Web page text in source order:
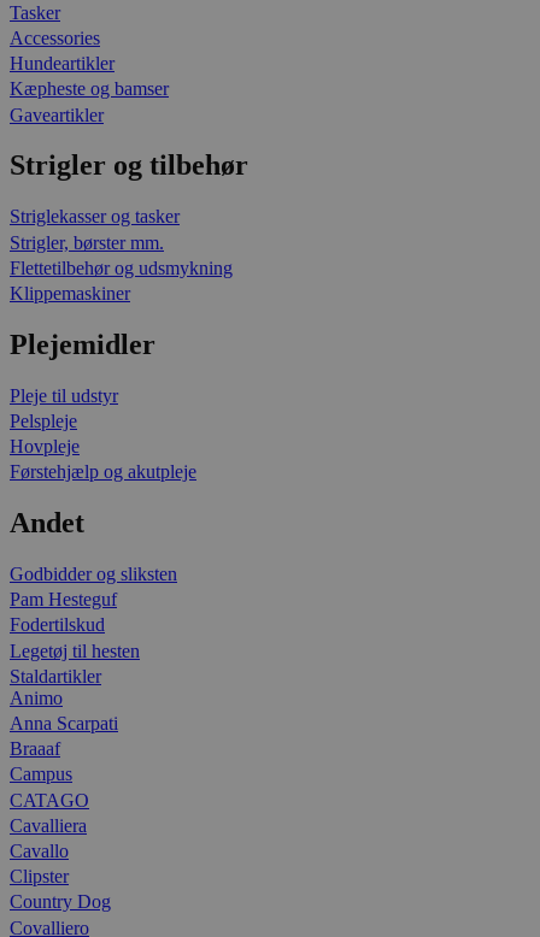
Tasker
Accessories
Hundeartikler
Kæpheste og bamser
Gaveartikler
Strigler og tilbehør
Striglekasser og tasker
Strigler, børster mm.
Flettetilbehør og udsmykning
Klippemaskiner
Plejemidler
Pleje til udstyr
Pelspleje
Hovpleje
Førstehjælp og akutpleje
Andet
Godbidder og sliksten
Pam Hesteguf
Fodertilskud
Legetøj til hesten
Staldartikler
Animo
Anna Scarpati
Braaaf
Campus
CATAGO
Cavalliera
Cavallo
Clipster
Country Dog
Covalliero